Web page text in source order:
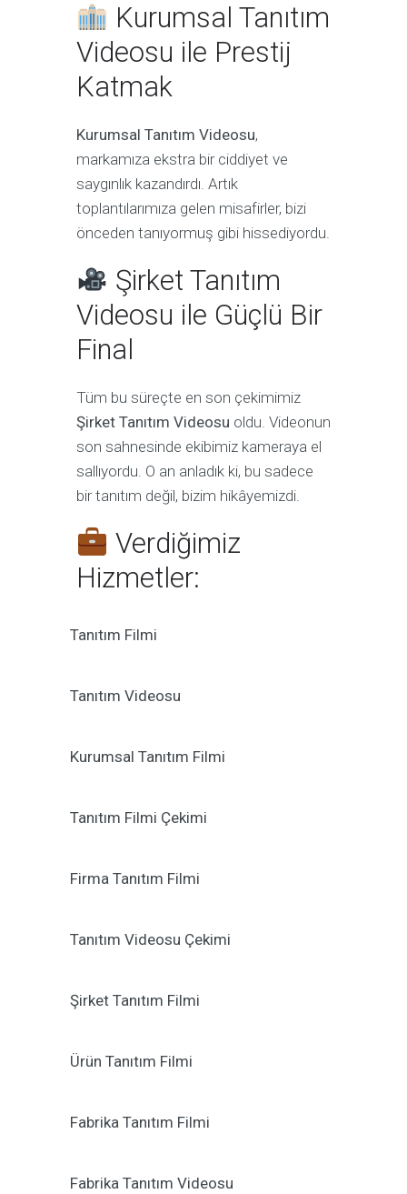
Kurumsal Tanıtım
Videosu ile Prestij
Katmak
Kurumsal Tanıtım Videosu,
markamıza ekstra bir ciddiyet ve
saygınlık kazandırdı. Artık
toplantılarımıza gelen misafirler, bizi
önceden tanıyormuş gibi hissediyordu.
Şirket Tanıtım
Videosu ile Güçlü Bir
Final
Tüm bu süreçte en son çekimimiz
Şirket Tanıtım Videosu oldu. Videonun
son sahnesinde ekibimiz kameraya el
sallıyordu. O an anladık ki, bu sadece
bir tanıtım değil, bizim hikâyemizdi.
Verdiğimiz
Hizmetler:
Tanıtım Filmi
Tanıtım Videosu
Kurumsal Tanıtım Filmi
Tanıtım Filmi Çekimi
Firma Tanıtım Filmi
Tanıtım Videosu Çekimi
Şirket Tanıtım Filmi
Ürün Tanıtım Filmi
Fabrika Tanıtım Filmi
Fabrika Tanıtım Videosu